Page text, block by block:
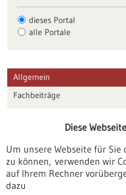
dieses Portal
alle Portale
Allgemein
Fachbeiträge
Veranstaltungen
Erscheinungsdatum
Diese
Um unsere Webseite für
zu können, verwenden wir
auf Ihrem Rechner
dazu